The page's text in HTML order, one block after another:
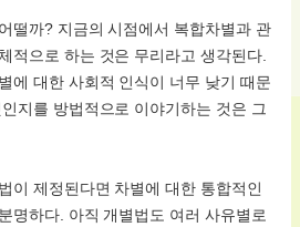
떨까? 지금의 시점에서 복합차별과 관
적으로 하는 것은 무리라고 생각된다.
에 대한 사회적 인식이 너무 낮기 때문
지를 방법적으로 이야기하는 것은 그
이 제정된다면 차별에 대한 통합적인
명하다. 아직 개별법도 여러 사유별로